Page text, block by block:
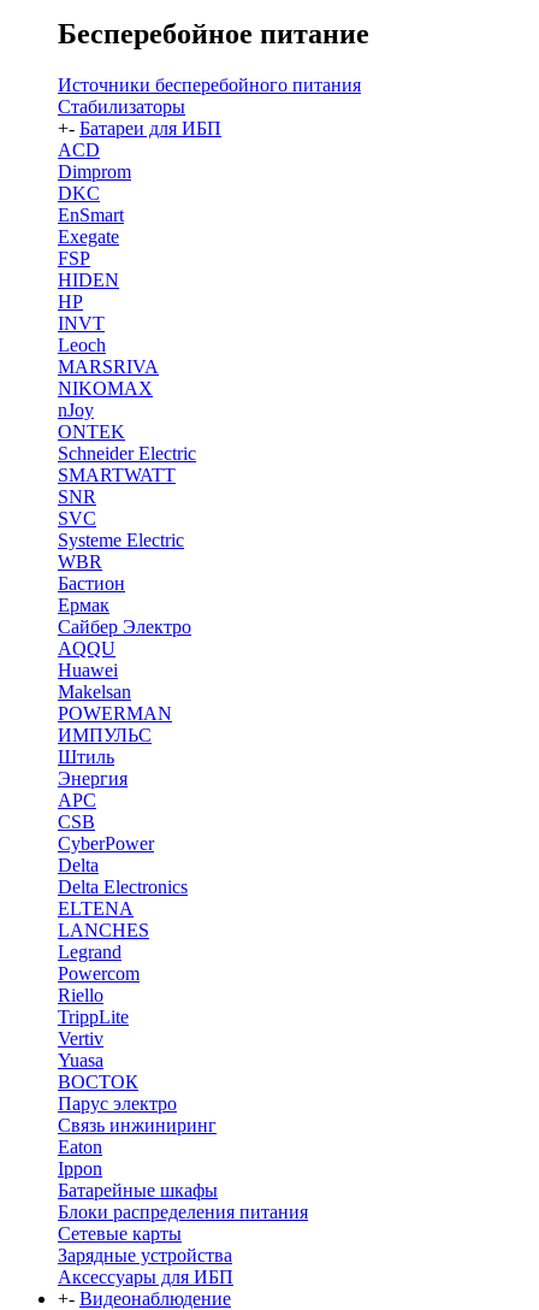
Бесперебойное питание
Источники бесперебойного питания
Стабилизаторы
+- Батареи для ИБП
ACD
Dimprom
DKC
EnSmart
Exegate
FSP
HIDEN
HP
INVT
Leoch
MARSRIVA
NIKOMAX
nJoy
ONTEK
Schneider Electric
SMARTWATT
SNR
SVC
Systeme Electric
WBR
Бастион
Ермак
Сайбер Электро
AQQU
Huawei
Makelsan
POWERMAN
ИМПУЛЬС
Штиль
Энергия
APC
CSB
CyberPower
Delta
Delta Electronics
ELTENA
LANCHES
Legrand
Powercom
Riello
TrippLite
Vertiv
Yuasa
ВОСТОК
Парус электро
Связь инжиниринг
Eaton
Ippon
Батарейные шкафы
Блоки распределения питания
Сетевые карты
Зарядные устройства
Аксессуары для ИБП
+- Видеонаблюдение